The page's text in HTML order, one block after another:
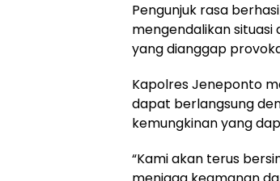
Pengunjuk rasa
mengendalikan
yang dianggap
Kapolres Jeneponto
dapat berlangsung
kemungkinan yang
“Kami akan terus